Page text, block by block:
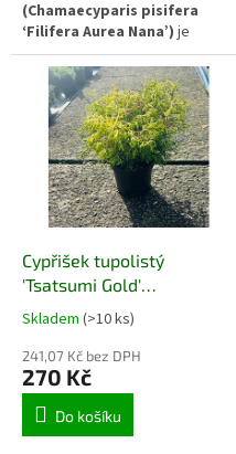
(Chamaecyparis pisifera
‘Filifera Aurea Nana’) je
kompaktní okrasný jehličnan s
jemným, vláknitým olistěním a
pomalým růstem. Díky nízkému
vzrůstu a hustému habitu se
uplatňuje v menších zahradách,
skalkách i nádobách, kde vytváří
stabilní a dlouhodobě
dekorativní prvek.
Cypřišek tupolistý
'Tsatsumi Gold'
(Chamaecyparis obtusa
'Tsatsumi Gold')
Skladem (>10 ks)
241,07 Kč bez DPH
270 Kč
Do košíku